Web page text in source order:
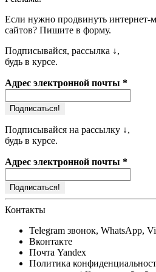
Если нужно продвинуть интернет-
сайтов? Пишите в форму.
Подписывайся, рассылка ↓,
будь в курсе.
Адрес электронной почты *
Подписывайся на рассылку ↓,
будь в курсе.
Адрес электронной почты *
Контакты
Telegram звонок, WhatsApp,
Вконтакте
Почта Yandex
Политика